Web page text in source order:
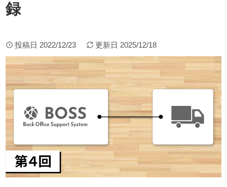
録
投稿日 2022/12/23 更新日 2025/12/18